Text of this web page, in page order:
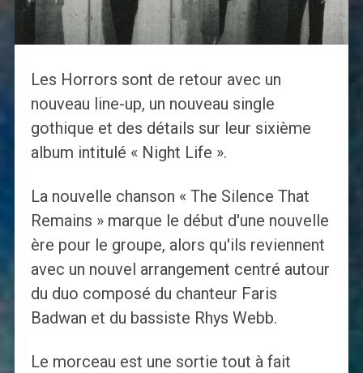
Les Horrors sont de retour avec un
nouveau line-up, un nouveau single
gothique et des détails sur leur sixième
album intitulé « Night Life ».
La nouvelle chanson « The Silence That
Remains » marque le début d'une nouvelle
ère pour le groupe, alors qu'ils reviennent
avec un nouvel arrangement centré autour
du duo composé du chanteur Faris
Badwan et du bassiste Rhys Webb.
Le morceau est une sortie tout à fait